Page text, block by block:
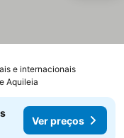
e internacionais
Aquileia
Ver preços